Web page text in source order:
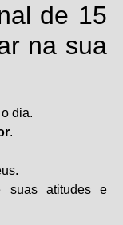
de 15
na sua
dia.
.
suas atitudes e